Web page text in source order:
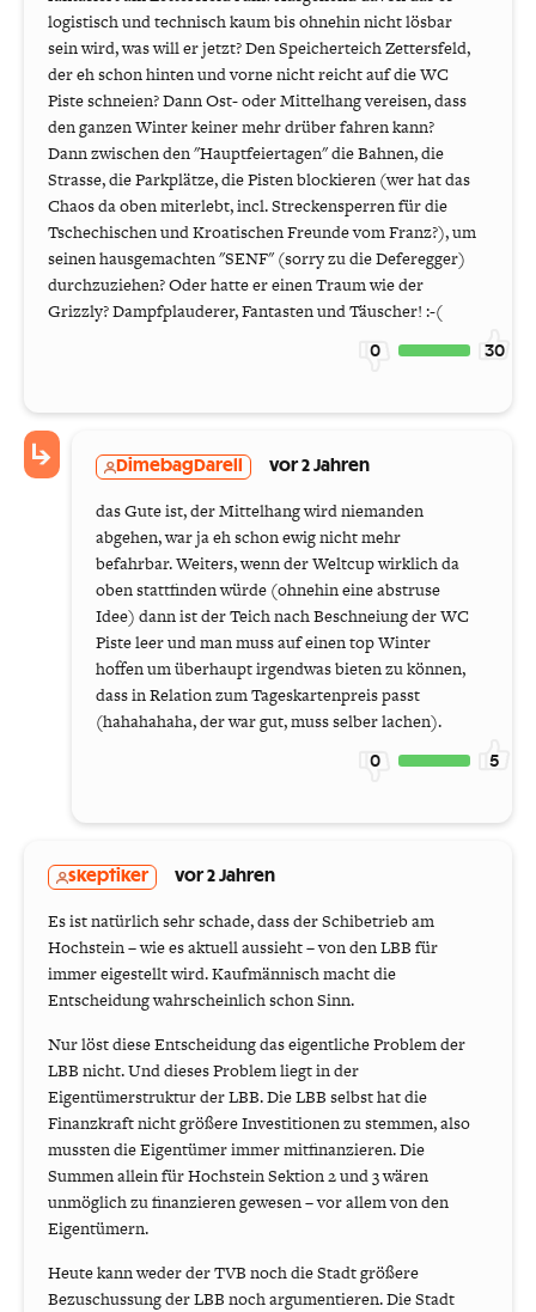
logistisch und technisch kaum bis ohnehin nicht lösbar
sein wird, was will er jetzt? Den Speicherteich Zettersfeld,
der eh schon hinten und vorne nicht reicht auf die WC
Piste schneien? Dann Ost- oder Mittelhang vereisen, dass
den ganzen Winter keiner mehr drüber fahren kann?
Dann zwischen den "Hauptfeiertagen" die Bahnen, die
Strasse, die Parkplätze, die Pisten blockieren (wer hat das
Chaos da oben miterlebt, incl. Streckensperren für die
Tschechischen und Kroatischen Freunde vom Franz?), um
seinen hausgemachten "SENF" (sorry zu die Deferegger)
durchzuziehen? Oder hatte er einen Traum wie der
Grizzly? Dampfplauderer, Fantasten und Täuscher! :-(
0 30
DimebagDarell vor 2 Jahren
das Gute ist, der Mittelhang wird niemanden
abgehen, war ja eh schon ewig nicht mehr
befahrbar. Weiters, wenn der Weltcup wirklich da
oben stattfinden würde (ohnehin eine abstruse
Idee) dann ist der Teich nach Beschneiung der WC
Piste leer und man muss auf einen top Winter
hoffen um überhaupt irgendwas bieten zu können,
dass in Relation zum Tageskartenpreis passt
(hahahahaha, der war gut, muss selber lachen).
0 5
skeptiker vor 2 Jahren
Es ist natürlich sehr schade, dass der Schibetrieb am
Hochstein – wie es aktuell aussieht – von den LBB für
immer eigestellt wird. Kaufmännisch macht die
Entscheidung wahrscheinlich schon Sinn.
Nur löst diese Entscheidung das eigentliche Problem der
LBB nicht. Und dieses Problem liegt in der
Eigentümerstruktur der LBB. Die LBB selbst hat die
Finanzkraft nicht größere Investitionen zu stemmen, also
mussten die Eigentümer immer mitfinanzieren. Die
Summen allein für Hochstein Sektion 2 und 3 wären
unmöglich zu finanzieren gewesen – vor allem von den
Eigentümern.
Heute kann weder der TVB noch die Stadt größere
Bezuschussung der LBB noch argumentieren. Die Stadt